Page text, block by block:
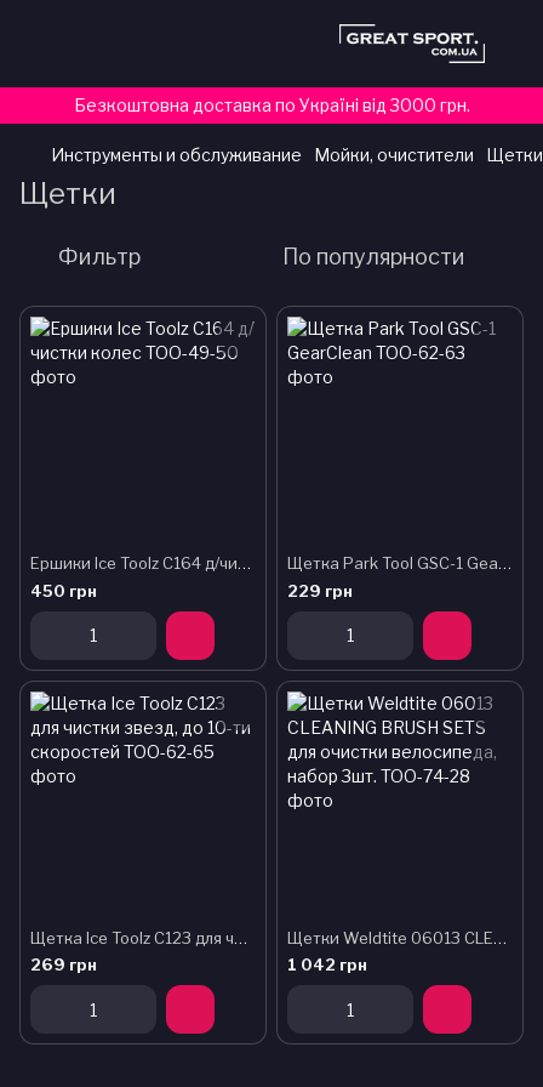
Безкоштовна доставка по Україні від 3000 грн.
Инструменты и обслуживание Мойки, очистители Щетки
Щетки
Фильтр По популярности
Ершики Ice Toolz C164 д/чистки колес
450 грн
Щетка Park Tool GSC-1 GearClean
229 грн
Щетка Ice Toolz C123 для чистки звезд, до 10-ти скоростей
269 грн
Щетки Weldtite 06013 CLEANING BRUSH SETS для очистки велосипеда, набор 3шт.
1 042 грн